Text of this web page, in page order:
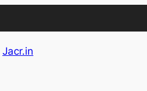
Jacr.in